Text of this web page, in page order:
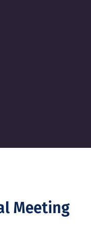
Meeting